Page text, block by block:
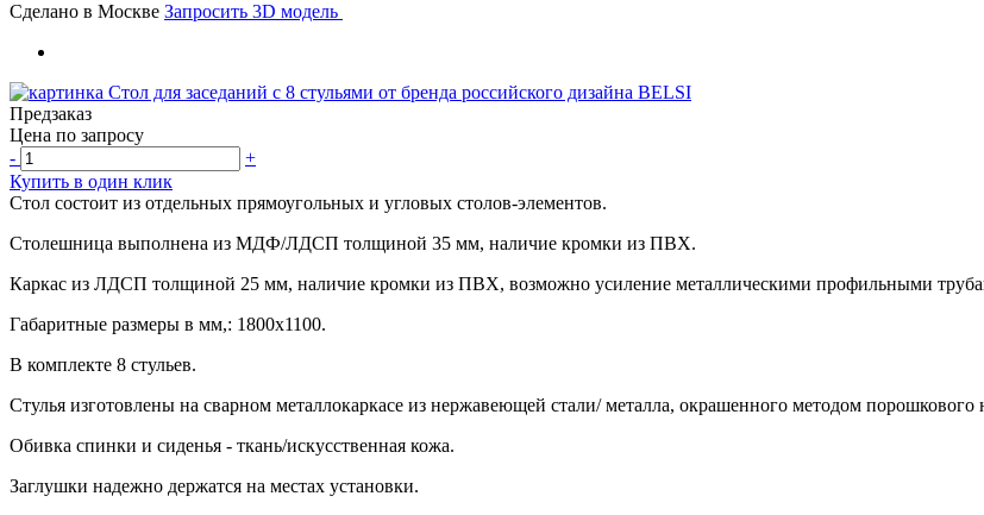
Сделано в Москве Запросить 3D модель
Предзаказ
Цена по запросу
-
+
Купить в один клик
Стол состоит из отдельных прямоугольных и угловых столов-элементов.
Столешница выполнена из МДФ/ЛДСП толщиной 35 мм, наличие кромки из ПВХ.
Каркас из ЛДСП толщиной 25 мм, наличие кромки из ПВХ, возможно усиление металлическими профильными
Габаритные размеры в мм,: 1800х1100.
В комплекте 8 стульев.
Стулья изготовлены на сварном металлокаркасе из нержавеющей стали/ металла, окрашенного методом порошкового
Обивка спинки и сиденья - ткань/искусственная кожа.
Заглушки надежно держатся на местах установки.